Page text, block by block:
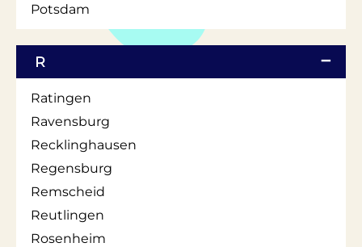
Potsdam
R
Ratingen
Ravensburg
Recklinghausen
Regensburg
Remscheid
Reutlingen
Rosenheim